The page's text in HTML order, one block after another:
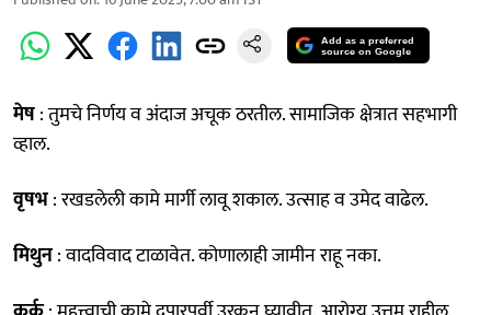
Add as a preferred
source on Google
मेष: तुमचे निर्णय व अंदाज अचूक ठरतील. सामाजिक क्षेत्रात सहभागी
व्हाल.
वृषभ: रखडलेली कामे मार्गी लावू शकाल. उत्साह व उमेद वाढेल.
मिथुन: वादविवाद टाळावेत. कोणालाही जामीन राहू नका.